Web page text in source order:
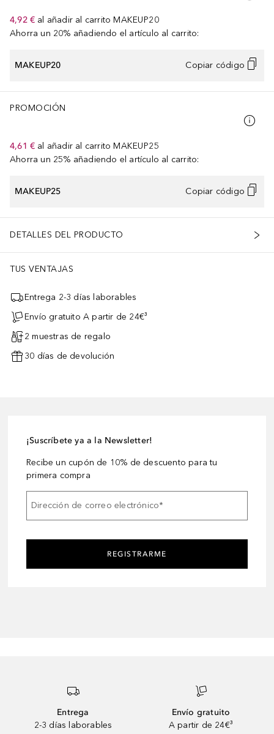
4,92 € al añadir al carrito MAKEUP20
Ahorra un 20% añadiendo el artículo al carrito:
MAKEUP20 Copiar código
PROMOCIÓN
4,61 € al añadir al carrito MAKEUP25
Ahorra un 25% añadiendo el artículo al carrito:
MAKEUP25 Copiar código
DETALLES DEL PRODUCTO
TUS VENTAJAS
Entrega 2-3 días laborables
Envío gratuito A partir de 24€³
2 muestras de regalo
30 días de devolución
¡Suscríbete ya a la Newsletter!
Recibe un cupón de 10% de descuento para tu
primera compra
Dirección de correo electrónico*
REGISTRARME
Entrega
2-3 días laborables
Envío gratuito
A partir de 24€³